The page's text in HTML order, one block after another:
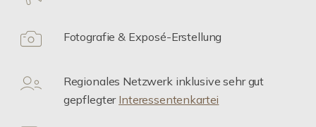
Fotografie & Exposé-Erstellung
Regionales Netzwerk inklusive sehr gut
gepflegter Interessentenkartei